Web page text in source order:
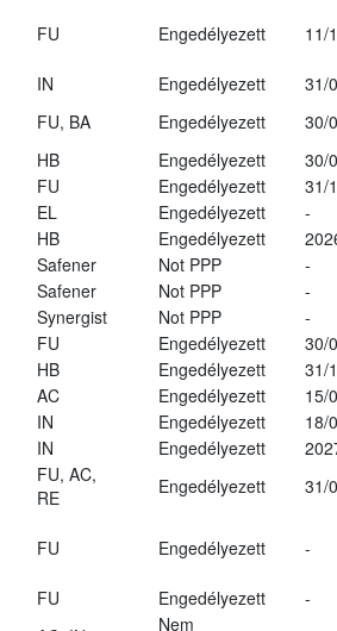
FU Engedélyezett 11/
IN Engedélyezett
31/
FU, BA Engedélyezett
30/
HB Engedélyezett
30/
FU Engedélyezett
31/
EL Engedélyezett
-
HB Engedélyezett
Safener Not PPP
-
Safener Not PPP
-
Synergist Not PPP
-
FU Engedélyezett
30/
HB Engedélyezett
31/
AC Engedélyezett
15/
IN Engedélyezett
18/
IN Engedélyezett
FU, AC,
RE
Engedélyezett
31/
FU Engedélyezett -
FU Engedélyezett
-
Nem